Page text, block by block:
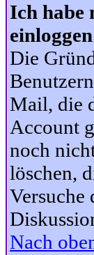
Ich habe
Die
Mail, die
Account
noch
löschen,
Versuche
Nach